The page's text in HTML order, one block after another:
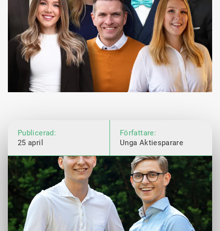
Publicerad:
25 april
Författare:
Unga Aktiesparare